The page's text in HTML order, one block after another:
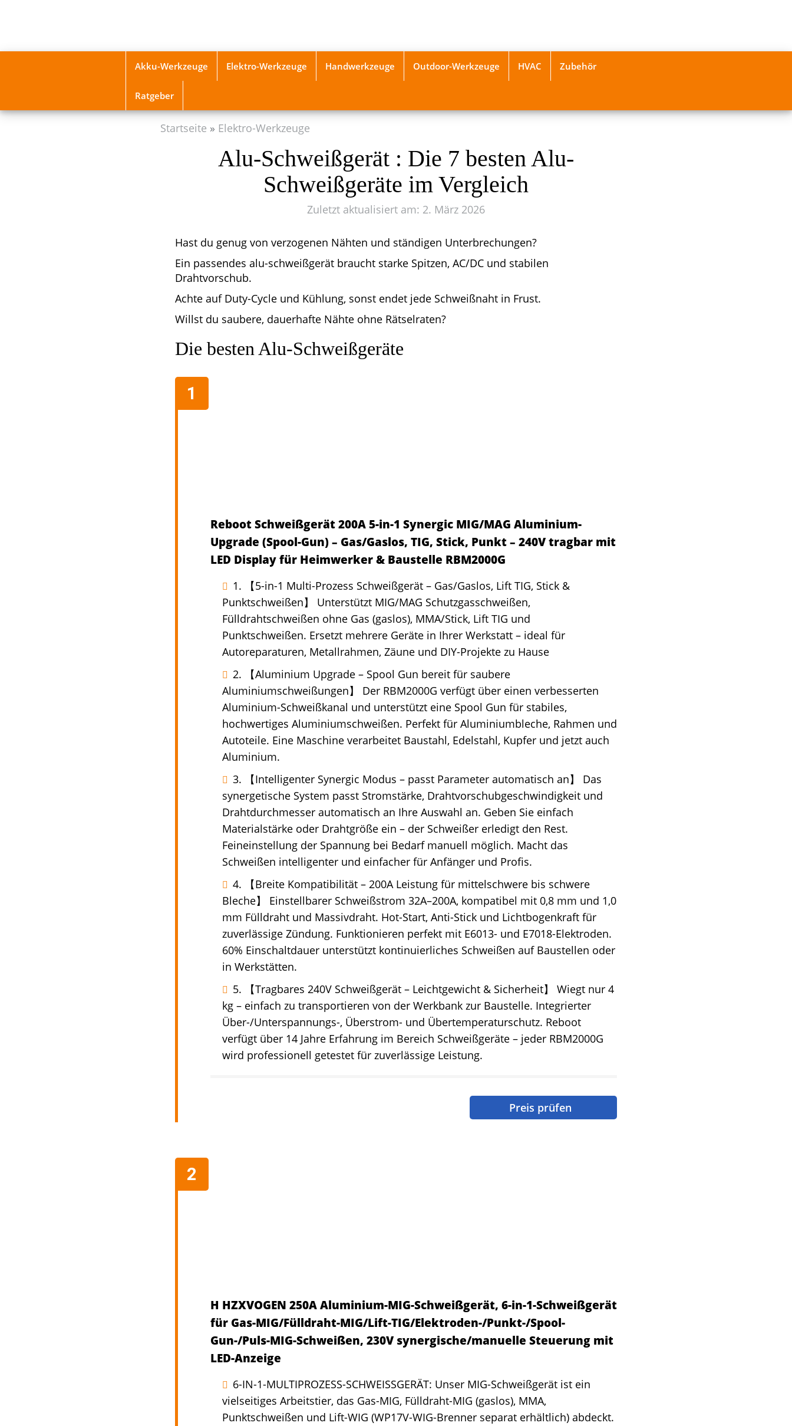
content
Akku-Werkzeuge Elektro-Werkzeuge Handwerkzeuge Outdoor-Werkzeuge HVAC Zubehör
Ratgeber
Startseite Elektro-Werkzeuge
Alu-Schweißgerät : Die 7 besten Alu-
Schweißgeräte im Vergleich
Zuletzt aktualisiert am: 2. März 2026
Hast du genug von verzogenen Nähten und ständigen Unterbrechungen?
Ein passendes alu-schweißgerät braucht starke Spitzen, AC/DC und stabilen
Drahtvorschub.
Achte auf Duty-Cycle und Kühlung, sonst endet jede Schweißnaht in Frust.
Willst du saubere, dauerhafte Nähte ohne Rätselraten?
Die besten Alu-Schweißgeräte
Reboot Schweißgerät 200A 5-in-1 Synergic MIG/MAG Aluminium-
Upgrade (Spool-Gun) – Gas/Gaslos, TIG, Stick, Punkt – 240V tragbar mit
LED Display für Heimwerker & Baustelle RBM2000G
1. 【5-in-1 Multi-Prozess Schweißgerät – Gas/Gaslos, Lift TIG, Stick &
Punktschweißen】 Unterstützt MIG/MAG Schutzgasschweißen,
Fülldrahtschweißen ohne Gas (gaslos), MMA/Stick, Lift TIG und
Punktschweißen. Ersetzt mehrere Geräte in Ihrer Werkstatt – ideal für
Autoreparaturen, Metallrahmen, Zäune und DIY-Projekte zu Hause
2. 【Aluminium Upgrade – Spool Gun bereit für saubere
Aluminiumschweißungen】 Der RBM2000G verfügt über einen verbesserten
Aluminium-Schweißkanal und unterstützt eine Spool Gun für stabiles,
hochwertiges Aluminiumschweißen. Perfekt für Aluminiumbleche, Rahmen und
Autoteile. Eine Maschine verarbeitet Baustahl, Edelstahl, Kupfer und jetzt auch
Aluminium.
3. 【Intelligenter Synergic Modus – passt Parameter automatisch an】 Das
synergetische System passt Stromstärke, Drahtvorschubgeschwindigkeit und
Drahtdurchmesser automatisch an Ihre Auswahl an. Geben Sie einfach
Materialstärke oder Drahtgröße ein – der Schweißer erledigt den Rest.
Feineinstellung der Spannung bei Bedarf manuell möglich. Macht das
Schweißen intelligenter und einfacher für Anfänger und Profis.
4. 【Breite Kompatibilität – 200A Leistung für mittelschwere bis schwere
Bleche】 Einstellbarer Schweißstrom 32A–200A, kompatibel mit 0,8 mm und 1,0
mm Fülldraht und Massivdraht. Hot-Start, Anti-Stick und Lichtbogenkraft für
zuverlässige Zündung. Funktionieren perfekt mit E6013- und E7018-Elektroden.
60% Einschaltdauer unterstützt kontinuierliches Schweißen auf Baustellen oder
in Werkstätten.
5. 【Tragbares 240V Schweißgerät – Leichtgewicht & Sicherheit】 Wiegt nur 4
kg – einfach zu transportieren von der Werkbank zur Baustelle. Integrierter
Über-/Unterspannungs-, Überstrom- und Übertemperaturschutz. Reboot
verfügt über 14 Jahre Erfahrung im Bereich Schweißgeräte – jeder RBM2000G
wird professionell getestet für zuverlässige Leistung.
Preis prüfen
H HZXVOGEN 250A Aluminium-MIG-Schweißgerät, 6-in-1-Schweißgerät
für Gas-MIG/Fülldraht-MIG/Lift-TIG/Elektroden-/Punkt-/Spool-
Gun-/Puls-MIG-Schweißen, 230V synergische/manuelle Steuerung mit
LED-Anzeige
6-IN-1-MULTIPROZESS-SCHWEISSGERÄT: Unser MIG-Schweißgerät ist ein
vielseitiges Arbeitstier, das Gas-MIG, Fülldraht-MIG (gaslos), MMA,
Punktschweißen und Lift-WIG (WP17V-WIG-Brenner separat erhältlich) abdeckt.